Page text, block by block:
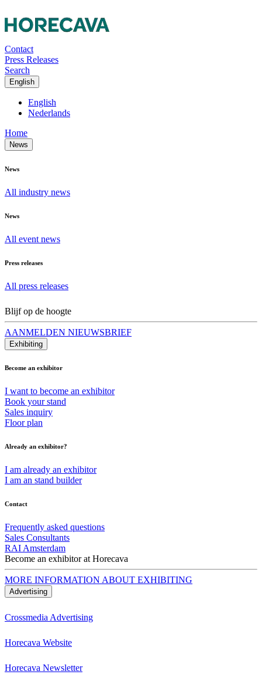
Contact
Press Releases
Search
English
English
Nederlands
Home
News
News
All industry news
News
All event news
Press releases
All press releases
Blijf op de hoogte
AANMELDEN NIEUWSBRIEF
Exhibiting
Become an exhibitor
I want to become an exhibitor
Book your stand
Sales inquiry
Floor plan
Already an exhibitor?
I am already an exhibitor
I am an stand builder
Contact
Frequently asked questions
Sales Consultants
RAI Amsterdam
Become an exhibitor at Horecava
MORE INFORMATION ABOUT EXHIBITING
Advertising
Crossmedia Advertising
Horecava Website
Horecava Newsletter